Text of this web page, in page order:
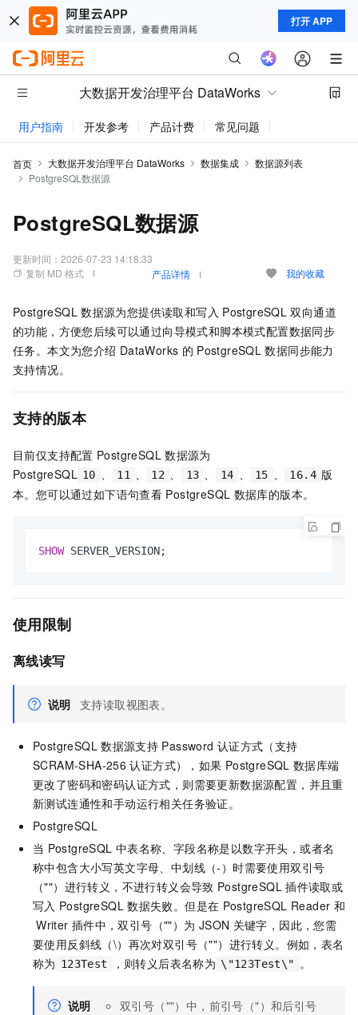
打开 APP
大数据开发治理平台 DataWorks
用户指南 开发参考 产品计费 常见问题
首页 大数据开发治理平台 DataWorks 数据集成
数据源列表
PostgreSQL数据源
PostgreSQL数据源
更新时间： 2026-07-23 14:18:33
复制 MD 格式
产品详情 我的收藏
PostgreSQL 数据源为您提供读取和写入 PostgreSQL 双向通道
的功能，方便您后续可以通过向导模式和脚本模式配置数据同步
任务。本文为您介绍 DataWorks 的 PostgreSQL 数据同步能力
支持情况。
支持的版本
目前仅支持配置 PostgreSQL 数据源为
PostgreSQL 10 、 11 、 12 、 13 、 14 、 15 、 16.4 版
本。您可以通过如下语句查看 PostgreSQL 数据库的版本。
SHOW SERVER_VERSION;
使用限制
离线读写
说明 支持读取视图表。
PostgreSQL 数据源支持 Password 认证方式（支持
SCRAM-SHA-256 认证方式），如果 PostgreSQL 数据库端
更改了密码和密码认证方式，则需要更新数据源配置，并且重
新测试连通性和手动运行相关任务验证。
PostgreSQL
当 PostgreSQL 中表名称、字段名称是以数字开头，或者名
称中包含大小写英文字母、中划线（-）时需要使用双引号
（""）进行转义，不进行转义会导致 PostgreSQL 插件读取或
写入 PostgreSQL 数据失败。但是在 PostgreSQL Reader 和
Writer 插件中，双引号（""）为 JSON 关键字，因此，您需
要使用反斜线（\）再次对双引号（""）进行转义。例如，表名
称为 123Test ，则转义后表名称为 \"123Test\" 。
说明
双引号（""）中，前引号（"）和后引号